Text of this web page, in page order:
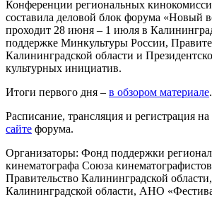
Конференции региональных
составила деловой блок форума «Новый
проходит 28 июня – 1 июля в
поддержке Минкультуры России,
Калининградской области и
культурных инициатив.
Итоги первого дня – в обзором материале.
Расписание, трансляция и регистрация
сайте форума.
Организаторы: Фонд поддержки
кинематографа Союза
Правительство Калининградской
Калининградской области, АНО